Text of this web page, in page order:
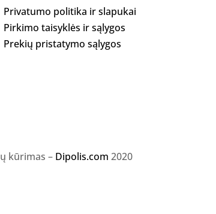
Privatumo politika ir slapukai
Pirkimo taisyklės ir sąlygos
Prekių pristatymo sąlygos
kūrimas – Dipolis.com 2020